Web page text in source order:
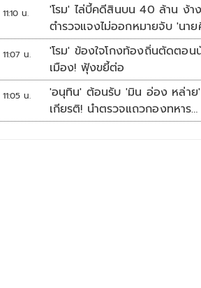
11:10 น.
'โรม' ไล่บี้คดีสินบน 40 ล้าน ง้า
ตำรวจแจงไม่ออกหมายจับ 'นา
เว็บพนัน
11:07 น.
'โรม' ข้องใจโกงท้องถิ่นตัดตอน
เมือง! ฟุ้งขยี้ต่อ
11:05 น.
'อนุทิน' ต้อนรับ 'มิน อ่อง หล่า
เกียรติ! นำตรวจแถวกองทหาร
เกียรติยศ